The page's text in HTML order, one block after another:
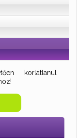
korlátlanul